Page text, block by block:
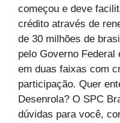
começou e deve
crédito através de
de 30 milhões de
pelo Governo
em duas faixas com
participação. Quer
Desenrola? O SPC
dúvidas para você,